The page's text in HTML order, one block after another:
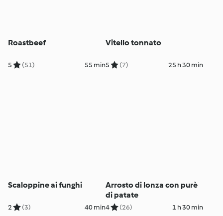
Roastbeef
5 (51) 55 min
Vitello tonnato
5 (7) 25 h 30 min
Scaloppine ai funghi
2 (3) 40 min
Arrosto di lonza con purè
di patate
4 (26) 1 h 30 min